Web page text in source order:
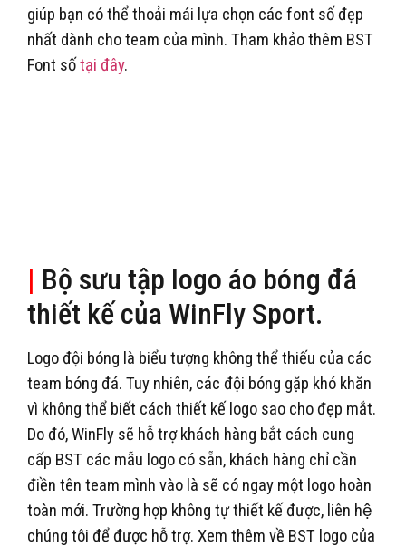
giúp bạn có thể thoải mái lựa chọn các font số đẹp
nhất dành cho team của mình. Tham khảo thêm BST
Font sốtại đây.
| Bộ sưu tập logo áo bóng đá
thiết kế của WinFly Sport.
Logo đội bóng là biểu tượng không thể thiếu của các
team bóng đá. Tuy nhiên, các đội bóng gặp khó khăn
vì không thể biết cách thiết kế logo sao cho đẹp mắt.
Do đó, WinFly sẽ hỗ trợ khách hàng bắt cách cung
cấp BST các mẫu logo có sẵn, khách hàng chỉ cần
điền tên team mình vào là sẽ có ngay một logo hoàn
toàn mới. Trường hợp không tự thiết kế được, liên hệ
chúng tôi để được hỗ trợ. Xem thêm về BST logo của